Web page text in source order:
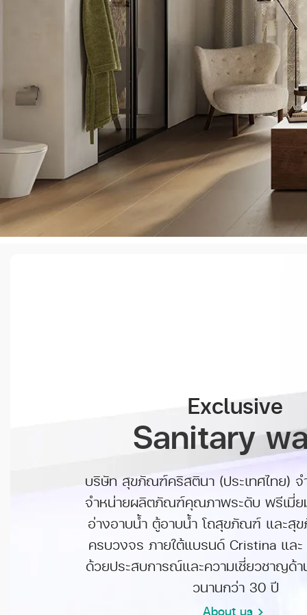
Exclusive
Sanitary
บริษัท สุขภัณฑ์คริสตินา (ประเทศไทย)
จำหน่ายผลิตภัณฑ์คุณภาพระดับ พรีเมี่ย
อ่างอาบน้ำ ตู้อาบน้ำ โถสุขภัณฑ์ และ
ครบวงจร ภายใต้แบรนด์ Cristina แล
ด้วยประสบการณ์และความเชี่ยวชาญด้
วนานกว่า 30 ปี
About us